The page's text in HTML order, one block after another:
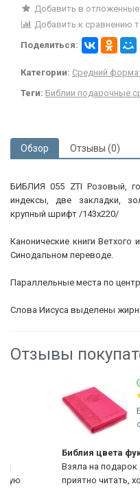
Добавить в отложенные
Добавить к сравнению
Поделиться:
Категории: Средний
Теги: Библии подарочные
Обзор Отзывы (0)
БИБЛИЯ 055 ZTI Розовый,
индексы, две закладки,
крупный шрифт /143х220/
Канонические книги
Синодальном переводе.
Параллельные места по
Слова Иисуса выделены
Отзывы
БИБЛИЯ
Фуксия,
Библия цвета фуксия
Взяла на подарок для
приятно читать, хороший